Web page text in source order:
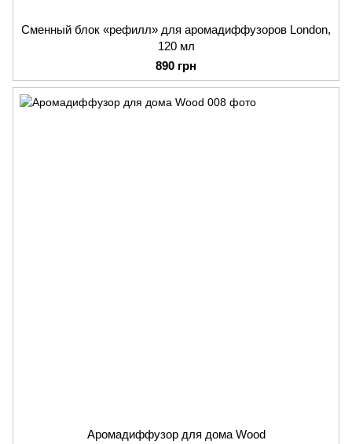
Сменный блок «рефилл» для аромадиффузоров London,
120 мл
890 грн
Аромадиффузор для дома Wood